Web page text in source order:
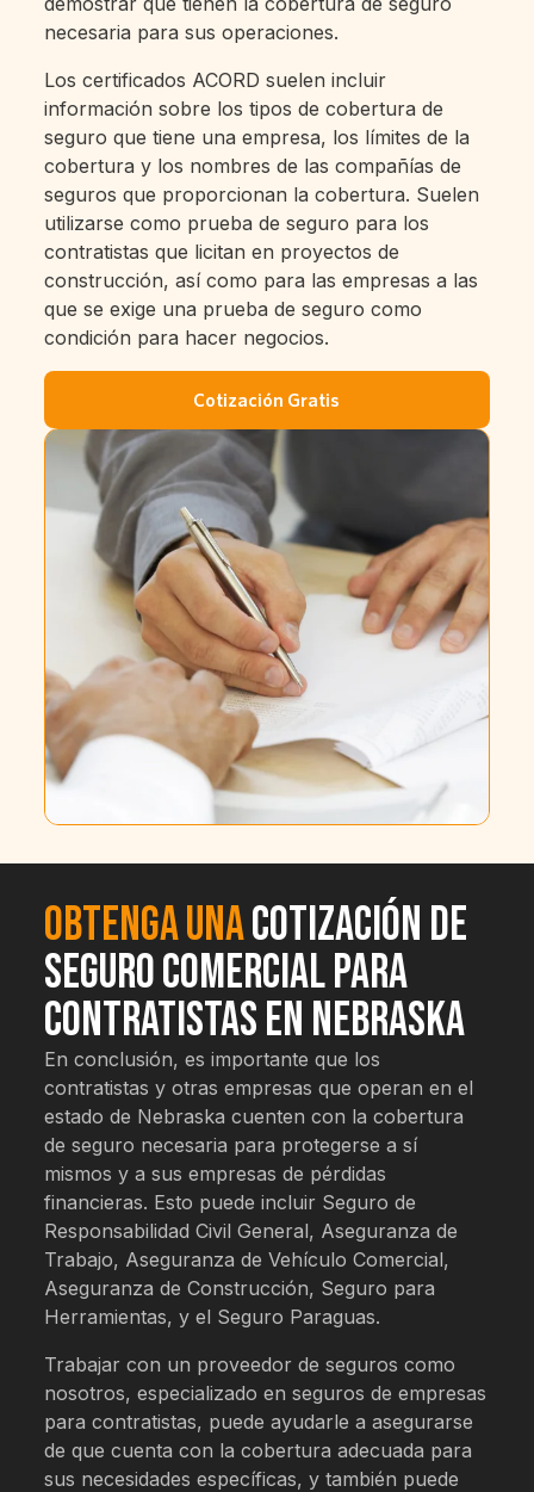
necesaria para sus operaciones.
Los certificados ACORD suelen incluir
información sobre los tipos de cobertura de
seguro que tiene una empresa, los límites de la
cobertura y los nombres de las compañías de
seguros que proporcionan la cobertura. Suelen
utilizarse como prueba de seguro para los
contratistas que licitan en proyectos de
construcción, así como para las empresas a las
que se exige una prueba de seguro como
condición para hacer negocios.
Cotización Gratis
Obtenga unacotización de
seguro comercial para
contratistas en Nebraska
En conclusión, es importante que los
contratistas y otras empresas que operan en el
estado de Nebraska cuenten con la cobertura
de seguro necesaria para protegerse a sí
mismos y a sus empresas de pérdidas
financieras. Esto puede incluir Seguro de
Responsabilidad Civil General, Aseguranza de
Trabajo, Aseguranza de Vehículo Comercial,
Aseguranza de Construcción, Seguro para
Herramientas, y el Seguro Paraguas.
Trabajar con un proveedor de seguros como
nosotros, especializado en seguros de empresas
para contratistas, puede ayudarle a asegurarse
de que cuenta con la cobertura adecuada para
sus necesidades específicas, y también puede